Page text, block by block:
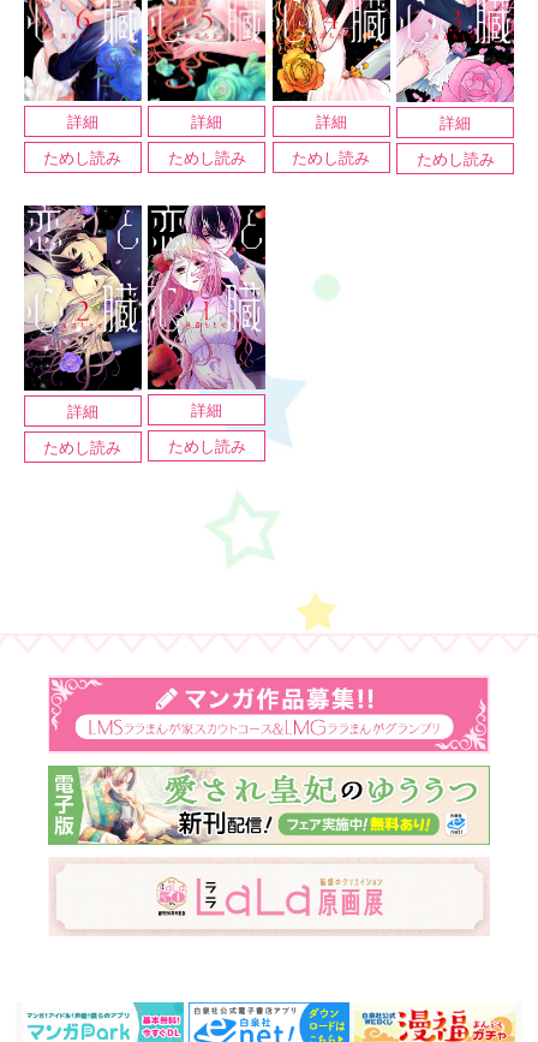
詳細
ためし読み
詳細
ためし読み
詳細
ためし読み
詳細
ためし読み
詳細
ためし読み
詳細
ためし読み